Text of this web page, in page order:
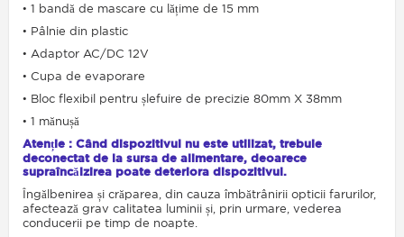
• 1 bandă de mascare cu lățime de 15 mm
• Pâlnie din plastic
• Adaptor AC/DC 12V
• Cupa de evaporare
• Bloc flexibil pentru șlefuire de precizie 80mm X 38mm
• 1 mănușă
Atenție : Când dispozitivul nu este utilizat, trebuie
deconectat de la sursa de alimentare, deoarece
supraîncălzirea poate deteriora dispozitivul.
Îngălbenirea și crăparea, din cauza îmbătrânirii opticii farurilor,
afectează grav calitatea luminii și, prin urmare, vederea
conducerii pe timp de noapte.